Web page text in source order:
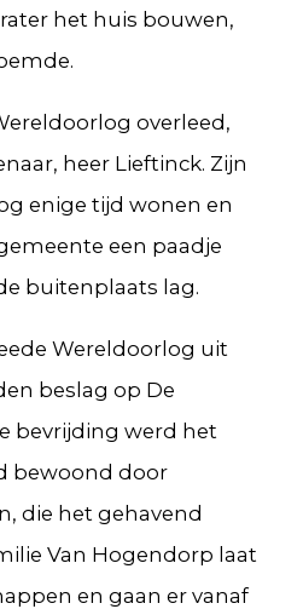
het huis bouwen,
overleed,
heer Lieftinck. Zijn
enige tijd wonen en
een paadje
buitenplaats lag.
Wereldoorlog uit
beslag op De
bevrijding werd het
bewoond door
die het gehavend
Van Hogendorp laat
en gaan er vanaf